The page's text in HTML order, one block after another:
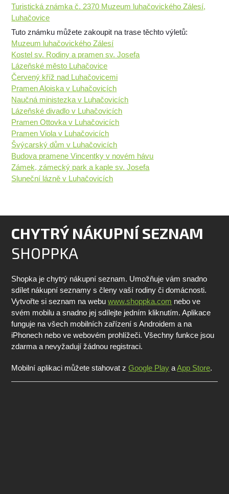
Turistická známka č. 2370 Muzeum luhačovického Zálesí,
Luhačovice
Tuto známku můžete zakoupit na trase těchto výletů:
Muzeum luhačovického Zálesí
Kostel sv. Rodiny a pramen sv. Josefa
Lázeňské město Luhačovice
Červený kříž nad Luhačovicemi
Pramen Aloiska v Luhačovicích
Naučná ministezka v Luhačovicích
Lázeňské divadlo v Luhačovicích
Pramen Ottovka v Luhačovicích
Pramen Viola v Luhačovicích
Švýcarský dům v Luhačovicích
Budova pramene Vincentky v novém hávu
Zámek, zámecký park a kaple sv. Josefa
Sluneční lázně v Luhačovicích
CHYTRÝ NÁKUPNÍ SEZNAM
SHOPPKA
Shopka je chytrý nákupní seznam. Umožňuje vám snadno
sdílet nákupní seznamy s členy vaší rodiny či domácnosti.
Vytvořte si seznam na webuwww.shoppka.com nebo ve
svém mobilu a snadno jej sdílejte jedním kliknutím. Aplikace
funguje na všech mobilních zařízení s Androidem a na
iPhonech nebo ve webovém prohlížeči. Všechny funkce jsou
zdarma a nevyžadují žádnou registraci.
Mobilní aplikaci můžete stahovat zGoogle Play aApp Store.